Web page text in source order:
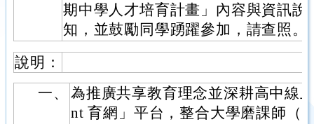
期中學人才培育計畫」內容與資訊說
知，並鼓勵同學踴躍參加，請查照。
說明：
一、
為推廣共享教育理念並深耕高中線
nt 育網」平台，整合大學磨課師（